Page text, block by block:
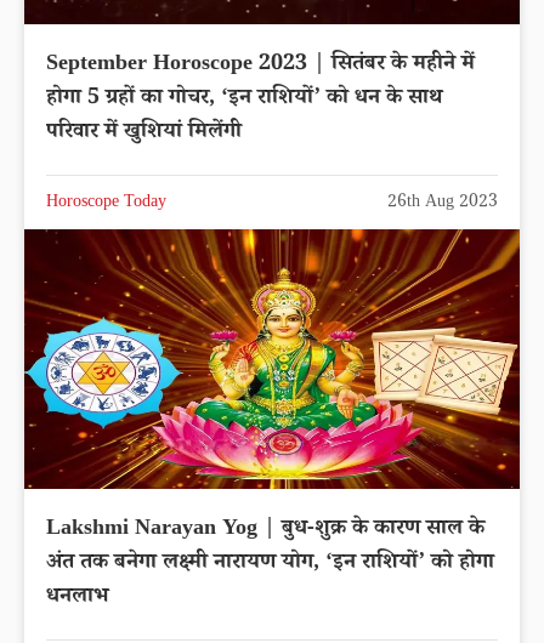
September Horoscope 2023 | सितंबर के महीने में
होगा 5 ग्रहों का गोचर, ‘इन राशियों’ को धन के साथ
परिवार में खुशियां मिलेंगी
Horoscope Today 26th Aug 2023
Lakshmi Narayan Yog | बुध-शुक्र के कारण साल के
अंत तक बनेगा लक्ष्मी नारायण योग, ‘इन राशियों’ को होगा
धनलाभ